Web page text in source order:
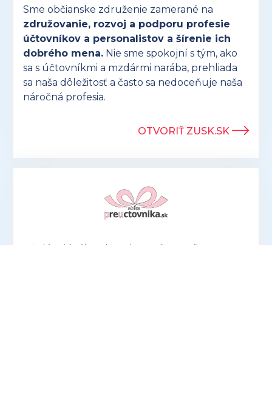
Sme občianske združenie zamerané na
združovanie, rozvoj a podporu profesie
účtovníkov a personalistov a šírenie ich
dobrého mena. Nie sme spokojní s tým, ako
sa s účtovníkmi a mzdármi narába, prehliada
sa naša dôležitosť a často sa nedoceňuje naša
náročná profesia.
OTVORIŤ ZUSK.SK
Hľadáte ideálny darček pre účtovníkov? V